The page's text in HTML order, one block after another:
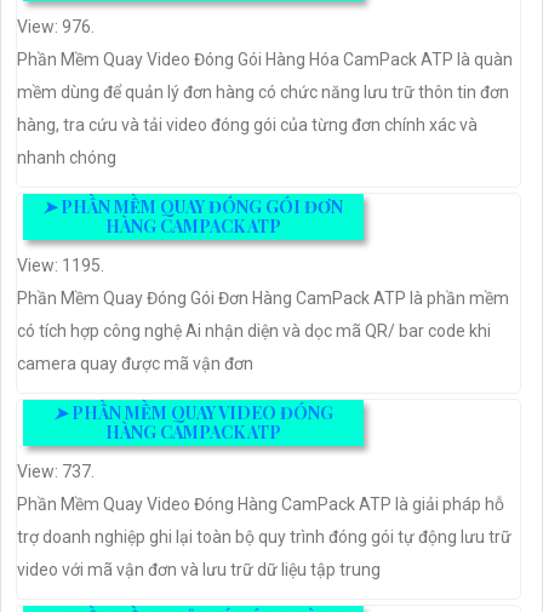
View: 976.
Phần Mềm Quay Video Đóng Gói Hàng Hóa CamPack ATP là quàn
mềm dùng để quản lý đơn hàng có chức năng lưu trữ thôn tin đơn
hàng, tra cứu và tải video đóng gói của từng đơn chính xác và
nhanh chóng
➤PHẦN MỀM QUAY ĐÓNG GÓI ĐƠN
HÀNG CAMPACK ATP
View: 1195.
Phần Mềm Quay Đóng Gói Đơn Hàng CamPack ATP là phần mềm
có tích hợp công nghệ Ai nhận diện và dọc mã QR/ bar code khi
camera quay được mã vận đơn
➤PHẦN MỀM QUAY VIDEO ĐÓNG
HÀNG CAMPACK ATP
View: 737.
Phần Mềm Quay Video Đóng Hàng CamPack ATP là giải pháp hỗ
trợ doanh nghiệp ghi lại toàn bộ quy trình đóng gói tự động lưu trữ
video với mã vận đơn và lưu trữ dữ liệu tập trung